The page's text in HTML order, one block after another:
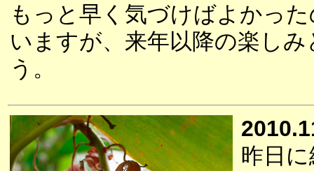
もっと早く気づけばよかっ
いますが、来年以降の楽し
う。
昨日